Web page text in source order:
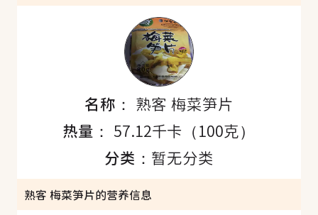
名称： 熟客 梅菜笋片
热量： 57.12千卡（100克）
分类： 暂无分类
熟客 梅菜笋片的营养信息